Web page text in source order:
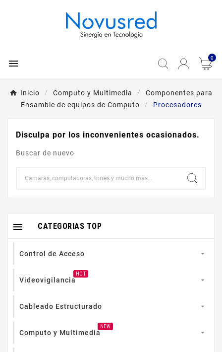
 0
Inicio Computo y Multimedia
Componentes para
Ensamble de equipos de Computo
Procesadores
Disculpa por los inconvenientes ocasionados.
Buscar de nuevo
CATEGORIAS TOP

Control de Acceso 
Videovigilancia
HOT

Cableado Estructurado 
Computo y Multimedia
NEW
